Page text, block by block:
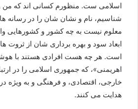
اسلامی ست. منظورم کسانی اند که من
شناسیم، نام و نشان شان را در رسانه
معلوم نیست به چه کشور و کشورهایی
ابعاد سود و بهره برداری شان از ثروت
است. هر چه هست افرادی هستند با
اهریمنی»، که جمهوری اسلامی را در
خارجی، اقتصادی، و فرهنگی و به ويژه در
هدایت می کنند.